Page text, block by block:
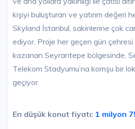
kişiyi buluşturan ve yatırım değeri
Skyland İstanbul, sakinlerine çok
ediyor. Proje her geçen gün
kazanan Seyrantepe bölgesinde,
Telekom Stadyumu’na komşu bir
geçiyor.
En düşük konut fiyatı: 1 milyon